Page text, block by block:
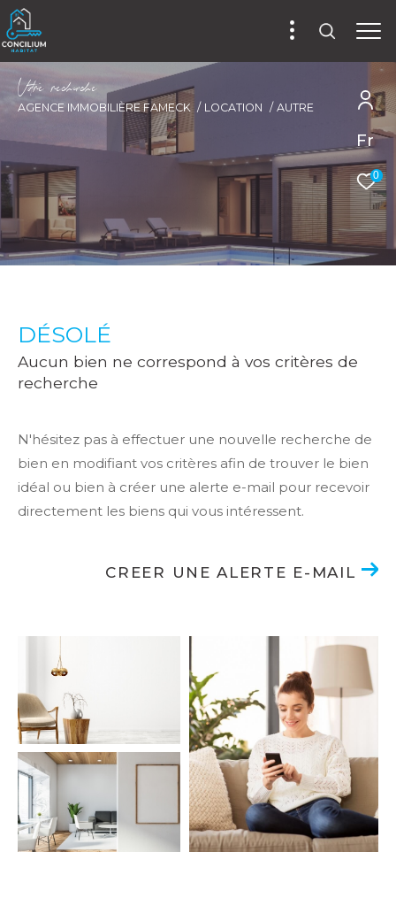
Fr
0
Vore recece
AGENCE IMMOBILIÈRE FAMECK LOCATION AUTRE
DÉSOLÉ
Aucun bien ne correspond à vos critères de
recherche
N'hésitez pas à effectuer une nouvelle recherche de
bien en modifiant vos critères afin de trouver le bien
idéal ou bien à créer une alerte e-mail pour recevoir
directement les biens qui vous intéressent.
CREER UNE ALERTE E-MAIL